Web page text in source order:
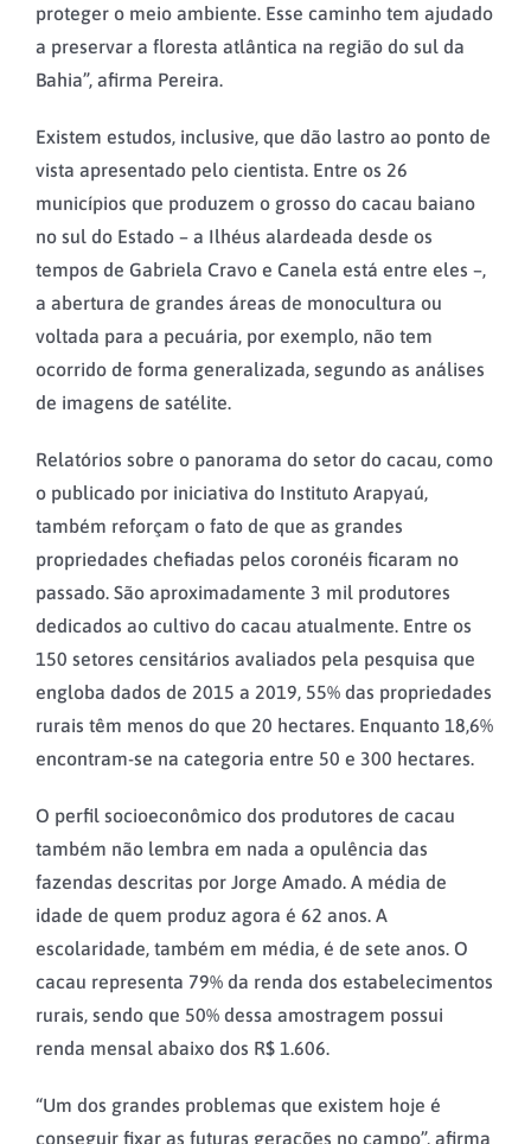
proteger o meio ambiente. Esse caminho tem ajudado
a preservar a floresta atlântica na região do sul da
Bahia”, afirma Pereira.
Existem estudos, inclusive, que dão lastro ao ponto de
vista apresentado pelo cientista. Entre os 26
municípios que produzem o grosso do cacau baiano
no sul do Estado – a Ilhéus alardeada desde os
tempos de Gabriela Cravo e Canela está entre eles –,
a abertura de grandes áreas de monocultura ou
voltada para a pecuária, por exemplo, não tem
ocorrido de forma generalizada, segundo as análises
de imagens de satélite.
Relatórios sobre o panorama do setor do cacau, como
o publicado por iniciativa do Instituto Arapyaú,
também reforçam o fato de que as grandes
propriedades chefiadas pelos coronéis ficaram no
passado. São aproximadamente 3 mil produtores
dedicados ao cultivo do cacau atualmente. Entre os
150 setores censitários avaliados pela pesquisa que
engloba dados de 2015 a 2019, 55% das propriedades
rurais têm menos do que 20 hectares. Enquanto 18,6%
encontram-se na categoria entre 50 e 300 hectares.
O perfil socioeconômico dos produtores de cacau
também não lembra em nada a opulência das
fazendas descritas por Jorge Amado. A média de
idade de quem produz agora é 62 anos. A
escolaridade, também em média, é de sete anos. O
cacau representa 79% da renda dos estabelecimentos
rurais, sendo que 50% dessa amostragem possui
renda mensal abaixo dos R$ 1.606.
“Um dos grandes problemas que existem hoje é
conseguir fixar as futuras gerações no campo”, afirma